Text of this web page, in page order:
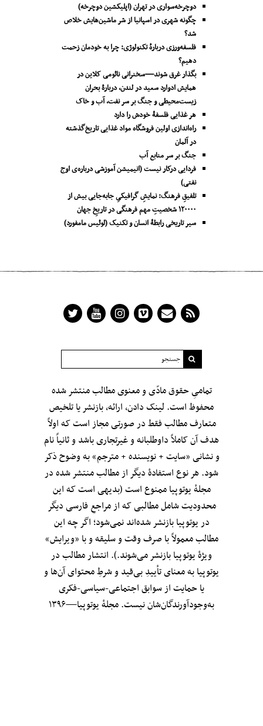
دوچرخه‌سواری در تهران (اپلیکشین دوچرخه)
چگونه شهری در اسپانیا از شر ماشین‌هایش خلاص
شد؟
فلسفه‌ورزی دربارهٔ تکنولوژی: چرا به خودمان زحمت
دهیم؟
بگذار غرق شوند—سخنرانی نائومی کلاین در
همایش ادوارد سعید در لندن، دربارۀ بحران
زیست‌محیطی و جنگ بر سر نفت، آب و خاک
هر غذایی فلسفۀ خودش را دارد
راه‌اندازی اولین فروشگاه مواد غذایی تاریخ‌گذشته
در آلمان
جنگ بر سر منابع آب
فردایی درکار نیست (انیمیشن آموزشی درباره‌ی اوج
نفتی)
تلفیقِ فرهنگ: نمایشِ گرافیکیِ جا‌به‌جایی بیش از
۱۲۰۰۰۰ شخصیتِ مهم فرهنگی در تاریخِ جهان
سیر تاریخی رابطۀ انسان و تکنیک (لوئیس مامفورد)
تمامیِ حقوق مادّی و معنوی مطالب منتشر شده
محفوظ است. لینک دادن، ارائه، بازنشر یا تلخیص
متعارف مطالب فقط در صورتی مجاز است که اولاً
هدف آن کاملاً داوطلبانه و غیرتجاری باشد و ثانیاً نام
و نشانی «سایت + نویسنده + مترجم» به وضوح ذکر
شود. هر نوع استفادهٔ دیگر از مطالب منتشر شده در
مجلهٔ یوتوپیا ممنوع است (بدیهی است که این
محدودیت شامل مطالبی که از مراجعِ فارسی دیگر
در یوتوپیا بازنشر شده‌اند نمی‌شود؛ اگر چه این
مطالب معمولاً با صرف وقت و سلیقه و با «ویرایش»
ویژهٔ یوتوپیا بازنشر می‌شوند.). انتشار مطالب در
یوتوپیا به معنای تأییدِ بی‌قید‌ و شرطِ محتوای آن‌ها و
یا حمایت از سوابق اجتماعی-سیاسی-فکری
به‌وجودآورندگان‌شان نیست. مجلهٔ یوتوپیا—۱۳۹۶